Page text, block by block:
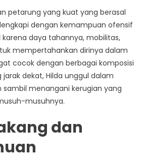
petarung yang kuat yang berasal
dengan kemampuan ofensif
daya tahannya, mobilitas,
mempertahankan dirinya dalam
cocok dengan berbagai komposisi
dekat, Hilda unggul dalam
sambil menangani kerugian yang
musuhnya.
dan